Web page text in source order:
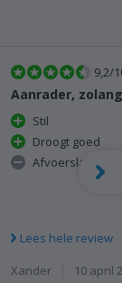
9,2/
Stil
Droogt goed
Afvoerslang
Lees hele review
Xander 10 april